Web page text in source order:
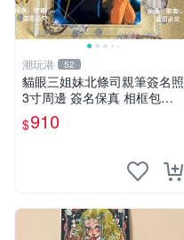
潮玩港 52
貓眼三姐妹北條司親筆簽名照
3寸周邊 簽名保真 相框包裝
貓眼三姐妹 北條司 周邊 貓眼
三姐妹 簽名照 包裝相框
$910